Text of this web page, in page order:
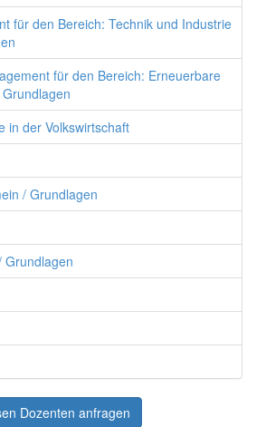
für den Bereich: Technik und Industrie
für den Bereich: Erneuerbare
in der Volkswirtschaft
/ Grundlagen
Grundlagen
Dozenten anfragen